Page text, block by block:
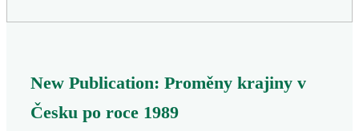
New Publication: Proměny krajiny v
Česku po roce 1989